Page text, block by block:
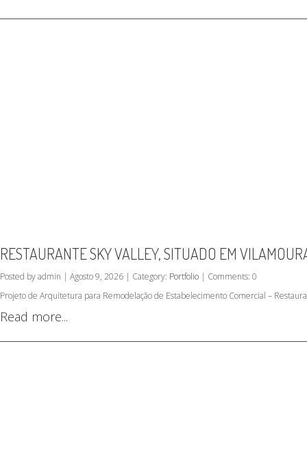
RESTAURANTE SKY VALLEY, SITUADO EM
Posted by admin | Agosto 9, 2026 | Category: Portfolio | Comments: 0
Projeto de Arquitetura para Remodelação de Estabelecimento Comercial –
Read more...